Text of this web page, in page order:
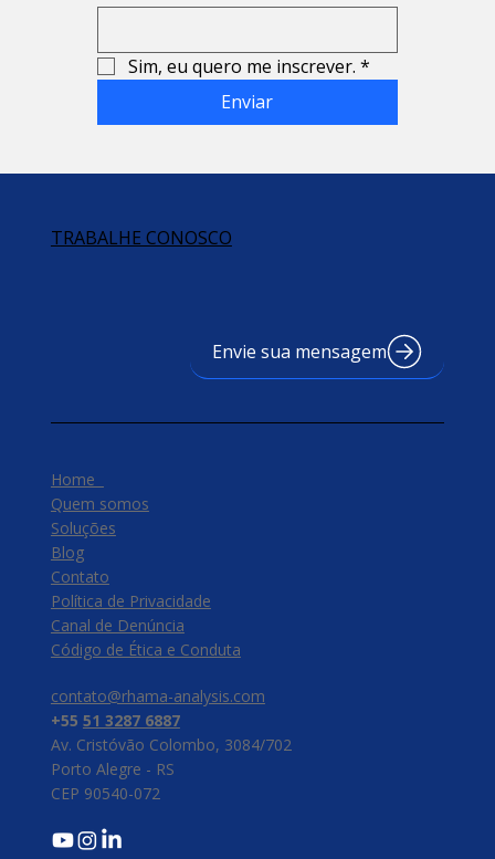
Sim, eu quero me inscrever. *
Enviar
TRABALHE CONOSCO
Envie sua mensagem
contato@rhama-analysis.com
+55 51 3287 6887
Av. Cristóvão Colombo, 3084/702
Porto Alegre - RS
CEP 90540-072
Home
Quem somos
Soluções
Blog
Contato
Política de Privacidade
Canal de Denúncia
​Código de Ética e Conduta